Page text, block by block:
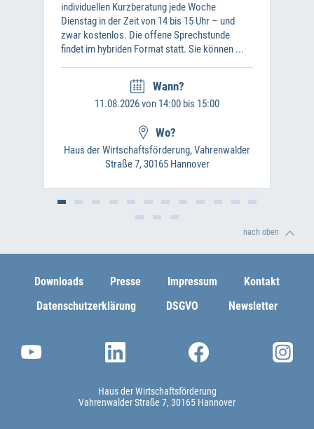
individuellen Kurzberatung jede Woche
Dienstag in der Zeit von 14 bis 15 Uhr – und
zwar kostenlos. Die offene Sprechstunde
findet im hybriden Format statt. Sie können ...
Wann?
11.08.2026 von 14:00 bis 15:00
Wo?
Haus der Wirtschaftsförderung, Vahrenwalder
Straße 7, 30165 Hannover
nach oben
Downloads Presse Impressum
Kontakt
Datenschutzerklärung
DSGVO Newsletter
Haus der Wirtschaftsförderung
Vahrenwalder Straße 7 30165 Hannover